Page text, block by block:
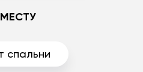
спальни